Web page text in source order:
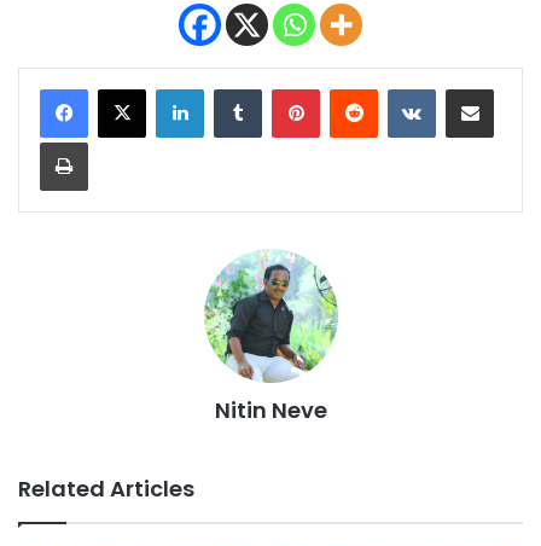
LinkedInTumblr PinterestReddit VKontakteShare via Email
Print
Nitin Neve
Related Articles